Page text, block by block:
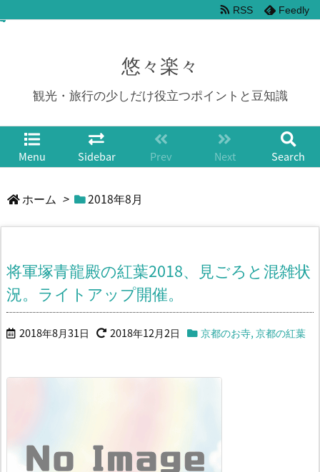
悠々楽々
観光・旅行の少しだけ役立つポイントと豆知識
Menu Sidebar Prev Next Search
RSS Feedly
ホーム > 2018年8月
将軍塚青龍殿の紅葉2018、見ごろと混雑状
況。ライトアップ開催。
2018年8月31日 2018年12月2日 京都のお寺,京都の紅葉